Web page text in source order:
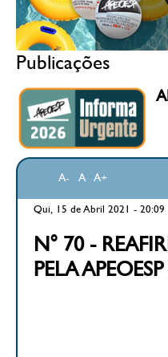
Publicações
A- A A+
Qui, 15 de Abril 2021 - 20:09
N° 70 -
PELA